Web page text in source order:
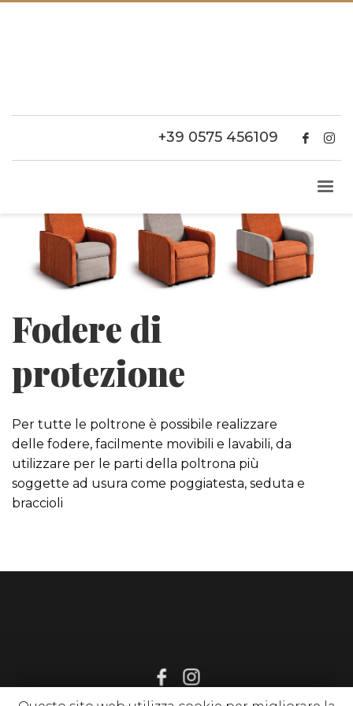
+39 0575 456109
Fodere di
protezione
Per tutte le poltrone è possibile realizzare
delle fodere, facilmente movibili e lavabili, da
utilizzare per le parti della poltrona più
soggette ad usura come poggiatesta, seduta e
braccioli